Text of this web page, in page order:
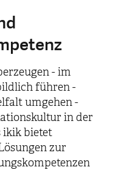
- im
führen -
umgehen -
in der
ikik bietet
zur